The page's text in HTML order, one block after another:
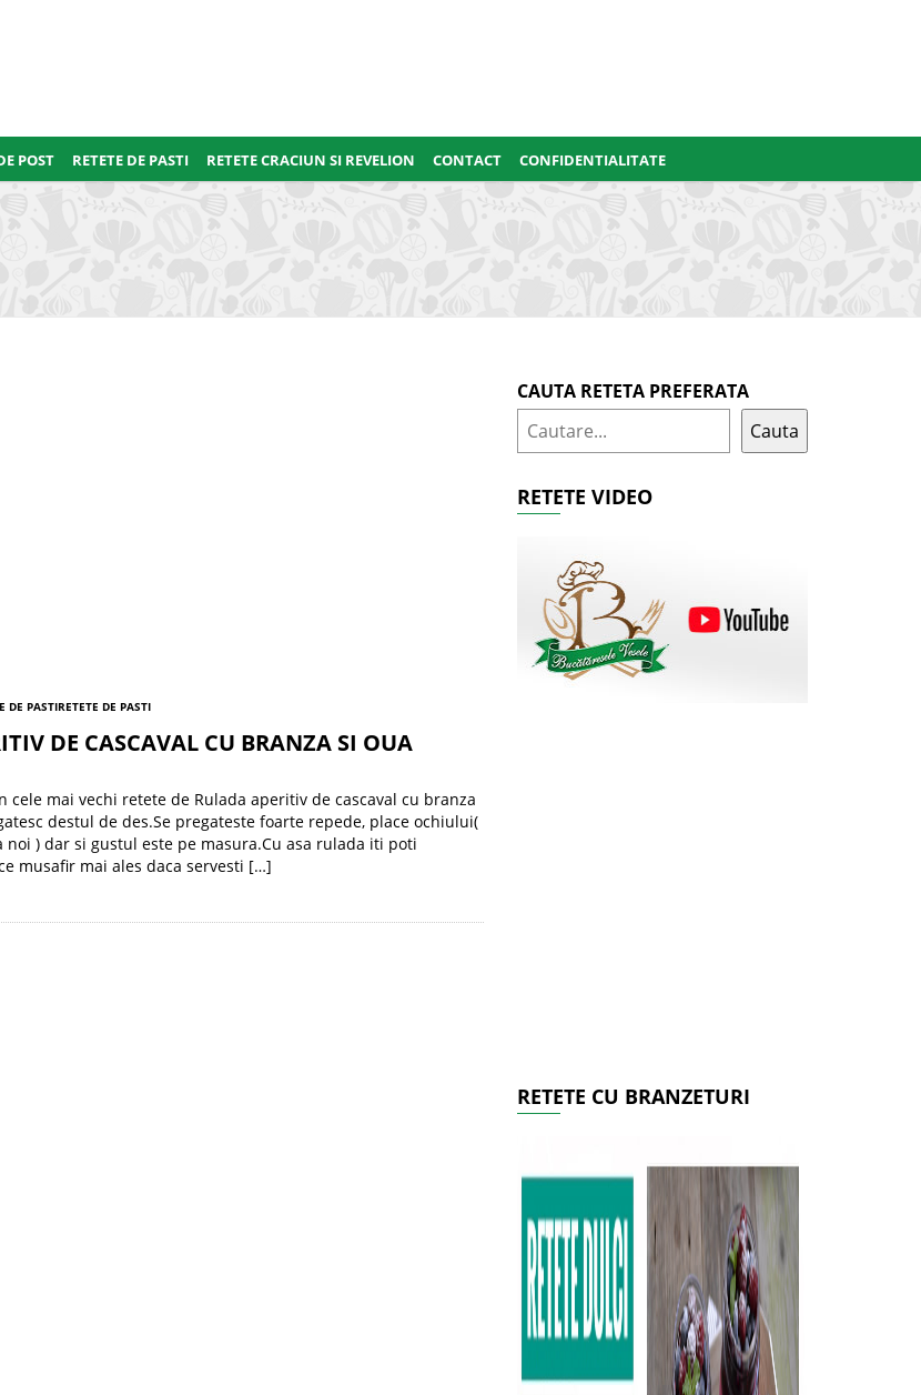
POST RETETE DE PASTI RETETE CRACIUN SI REVELION CONTACT CONFIDENTIALITATE
DE PASTIRETETE DE PASTI
DE CASCAVAL CU BRANZA SI OUA
cele mai vechi retete de Rulada aperitiv de cascaval cu branza
destul de des.Se pregateste foarte repede, place ochiului(
noi ) dar si gustul este pe masura.Cu asa rulada iti poti
musafir mai ales daca servesti […]
CAUTA RETETA PREFERATA
Cauta
RETETE VIDEO
RETETE CU BRANZETURI